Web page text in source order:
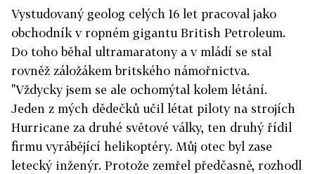
Vystudovaný geolog celých 16 let pracoval jako
obchodník v ropném gigantu British Petroleum.
Do toho běhal ultramaratony a v mládí se stal
rovněž záložákem britského námořnictva.
"Vždycky jsem se ale ochomýtal kolem létání.
Jeden z mých dědečků učil létat piloty na strojích
Hurricane za druhé světové války, ten druhý řídil
firmu vyrábějící helikoptéry. Můj otec byl zase
letecký inženýr. Protože zemřel předčasně, rozhodl